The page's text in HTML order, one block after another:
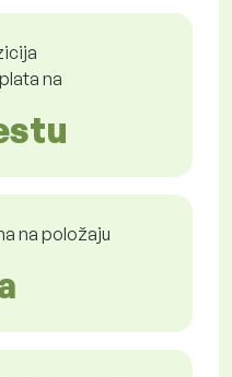
na
na položaju